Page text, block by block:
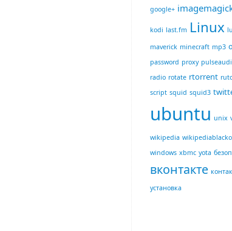
google+
kodi last.fm Linux
maverick minecraft mp3
password proxy
radio rotate rtorrent
script squid squid3
ubuntu unix
wikipedia
windows xbmc yota
вконтакте
установка